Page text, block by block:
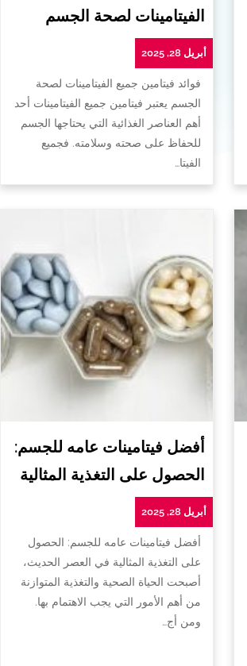
الفيتامينات لصحة الجسم
أبريل 28, 2025
فوائد فيتامين جميع الفيتامينات لصحة
الجسم يعتبر فيتامين جميع الفيتامينات أحد
أهم العناصر الغذائية التي يحتاجها الجسم
للحفاظ على صحته وسلامته. فجميع
الفيتا…
أفضل فيتامينات عامه للجسم:
الحصول على التغذية المثالية
أبريل 28, 2025
أفضل فيتامينات عامه للجسم: الحصول
على التغذية المثالية في العصر الحديث،
أصبحت الحياة الصحية والتغذية المتوازنة
من أهم الأمور التي يجب الاهتمام بها.
ومن أج…